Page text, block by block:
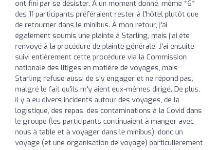
ont fini par se désister. À un moment donné, même *6*
des 11 participants préféraient rester à l'hôtel plutôt que
de retourner dans le minibus. À mon retour, j'ai
également soumis une plainte à Starling, mais j'ai été
renvoyé à la procédure de plainte générale. J'ai ensuite
suivi entièrement cette procédure via la Commission
nationale des litiges en matière de voyages, mais
Starling refuse aussi de s'y engager et ne répond pas,
malgré le fait qu'ils m'y aient eux-mêmes dirigé. De plus,
il y a eu divers incidents autour des voyages, de la
logistique, des repas, des contaminations à la Covid dans
le groupe (les participants continuaient à manger avec
nous à table et à voyager dans le minibus), donc un
voyage (et une organisation de voyage) particulièrement